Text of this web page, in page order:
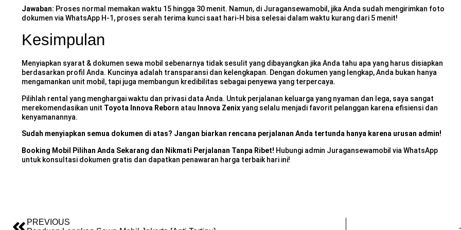
Jawaban: Proses normal memakan waktu 15 hingga 30 menit. Namun, di Juragansewamobil, jika Anda sudah mengirimkan foto
dokumen via WhatsApp H-1, proses serah terima kunci saat hari-H bisa selesai dalam waktu kurang dari 5 menit!
Kesimpulan
Menyiapkan syarat & dokumen sewa mobil sebenarnya tidak sesulit yang dibayangkan jika Anda tahu apa yang harus disiapkan
berdasarkan profil Anda. Kuncinya adalah transparansi dan kelengkapan. Dengan dokumen yang lengkap, Anda bukan hanya
mengamankan unit mobil, tapi juga membangun kredibilitas sebagai penyewa yang terpercaya.
Pilihlah rental yang menghargai waktu dan privasi data Anda. Untuk perjalanan keluarga yang nyaman dan lega, saya sangat
merekomendasikan unit Toyota Innova Reborn atau Innova Zenixyang selalu menjadi favorit pelanggan karena efisiensi dan
kenyamanannya.
Sudah menyiapkan semua dokumen di atas? Jangan biarkan rencana perjalanan Anda tertunda hanya karena urusan admin!
Booking Mobil Pilihan Anda Sekarang dan Nikmati Perjalanan Tanpa Ribet! Hubungi admin Juragansewamobil via WhatsApp
untuk konsultasi dokumen gratis dan dapatkan penawaran harga terbaik hari ini!
PREVIOUS